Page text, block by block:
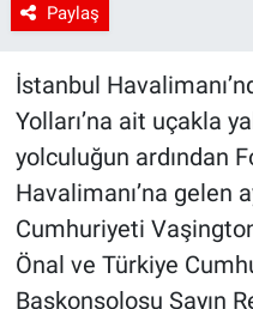
Paylaş
İstanbul
Yolları’na ait uçakla
yolculuğun ardından
Havalimanı’na gelen
Cumhuriyeti
Önal ve Türkiye
Başkonsolosu Sayın